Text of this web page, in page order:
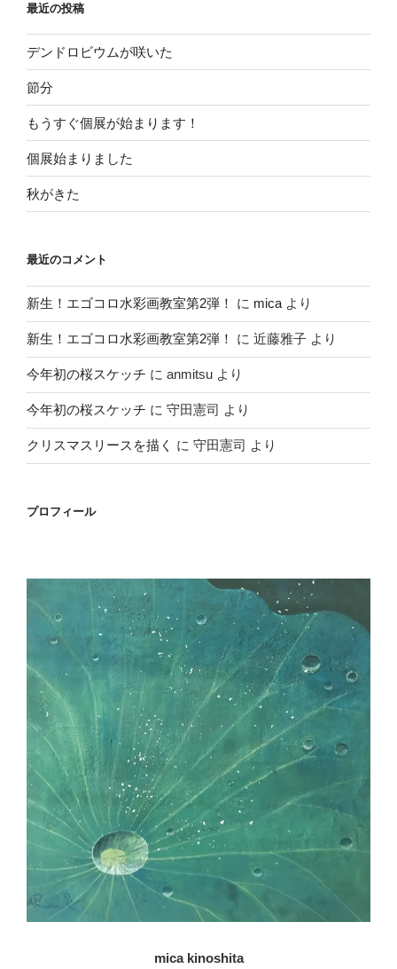
ン
最近の投稿
デンドロビウムが咲いた
節分
もうすぐ個展が始まります！
個展始まりました
秋がきた
最近のコメント
新生！エゴコロ水彩画教室第2弾！ に mica より
新生！エゴコロ水彩画教室第2弾！ に 近藤雅子 より
今年初の桜スケッチ に anmitsu より
今年初の桜スケッチ に 守田憲司 より
クリスマスリースを描く に 守田憲司 より
プロフィール
mica kinoshita